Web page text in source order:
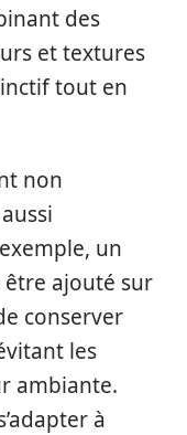
des
et textures
tout en
non
un
ajouté sur
conserver
les
ambiante.
à